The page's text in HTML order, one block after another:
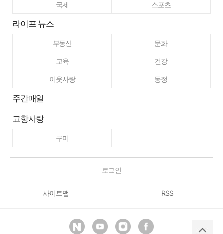
국제 스포츠
라이프 뉴스
부동산 문화
교육 건강
이웃사랑 동정
주간매일
고향사랑
구미
로그인
사이트맵 RSS